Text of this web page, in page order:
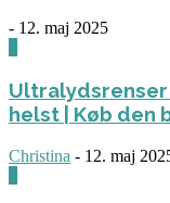
- 12. maj 2025
Ultralydsrenser
helst | Køb den
Christina - 12. maj